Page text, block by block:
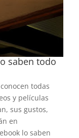
saben todo
todas
y películas
sus gustos,
en
lo saben